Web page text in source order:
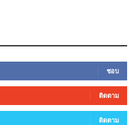
ชอบ
ติดตาม
ติดตาม